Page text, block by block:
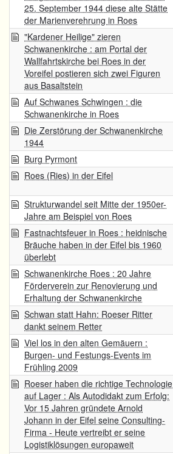
25. September 1944 diese alte Stätte
der Marienverehrung in Roes
"Kardener Heilige" zieren
Schwanenkirche : am Portal der
Wallfahrtskirche bei Roes in der
Voreifel postieren sich zwei Figuren
aus Basaltstein
Auf Schwanes Schwingen : die
Schwanenkirche in Roes
Die Zerstörung der Schwanenkirche
1944
Burg Pyrmont
Roes (Ries) in der Eifel
Strukturwandel seit Mitte der 1950er-
Jahre am Beispiel von Roes
Fastnachtsfeuer in Roes : heidnische
Bräuche haben in der Eifel bis 1960
überlebt
Schwanenkirche Roes : 20 Jahre
Förderverein zur Renovierung und
Erhaltung der Schwanenkirche
Schwan statt Hahn: Roeser Ritter
dankt seinem Retter
Viel los in den alten Gemäuern :
Burgen- und Festungs-Events im
Frühling 2009
Roeser haben die richtige Technologie
auf Lager : Als Autodidakt zum Erfolg:
Vor 15 Jahren gründete Arnold
Johann in der Eifel seine Consulting-
Firma - Heute vertreibt er seine
Logistiklösungen europaweit